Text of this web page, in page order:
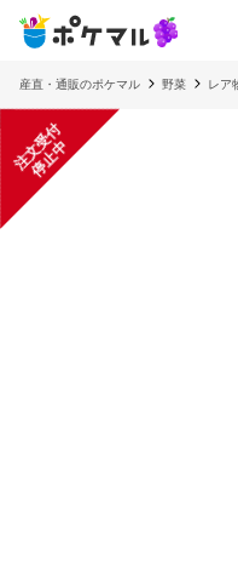
産直・通販のポケマル 野菜 レア
注
文
受
付
停
止
中